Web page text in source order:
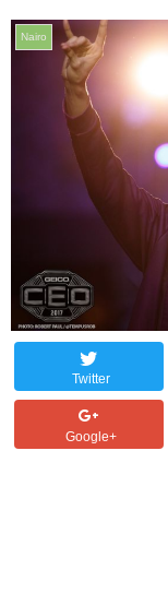
Nairo
Twitter
Google+